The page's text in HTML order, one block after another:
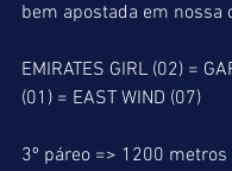
bem apostada em nossa
EMIRATES GIRL (02) =
(01) = EAST WIND (07)
3º páreo => 1200